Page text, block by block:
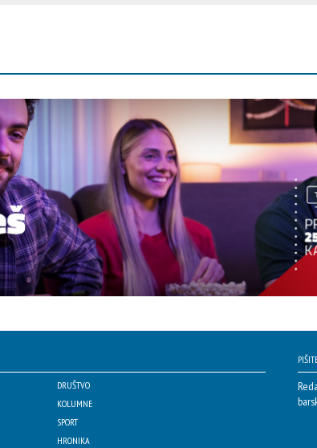
DRUŠTVO
KOLUMNE
SPORT
HRONIKA